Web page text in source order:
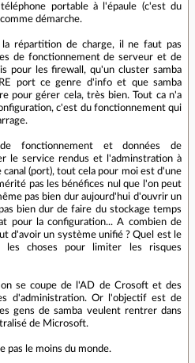
portable à l'épaule (c'est du
démarche.
répartition de charge, il ne faut pas
de fonctionnement de serveur et de
pour les firewall, qu'un cluster samba
port ce genre d'info et que samba
pour gérer cela, très bien. Tout ca n'a
c'est du fonctionnement qui
de fonctionnement et données de
le service rendus et l'adminstration à
canal (port), tout cela pour moi est d'une
pas les bénéfices nul que l'on peut
pas bien dur aujourd'hui d'ouvrir un
bien dur de faire du stockage temps
pour la configuration... A combien de
d'avoir un système unifié ? Quel est le
les choses pour limiter les risques
se coupe de l'AD de Crosoft et des
d'administration. Or l'objectif est de
gens de samba veulent rentrer dans
de Microsoft.
pas le moins du monde.